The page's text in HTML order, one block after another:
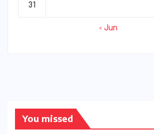
31
« Jun
You missed